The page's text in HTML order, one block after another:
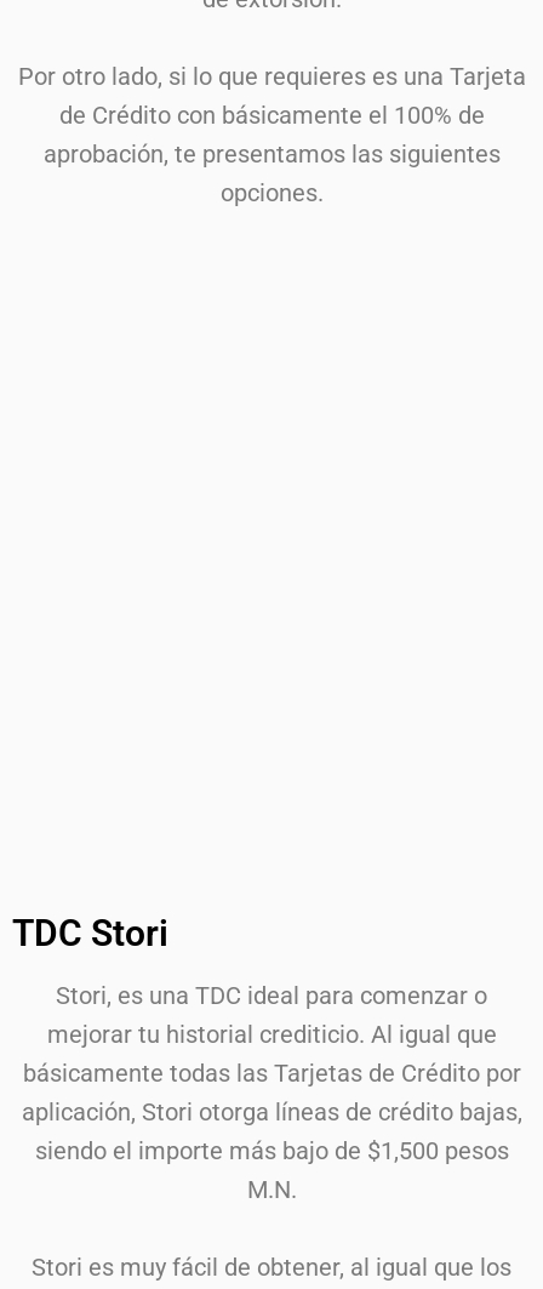
Por otro lado, si lo que requieres es una Tarjeta
de Crédito con básicamente el 100% de
aprobación, te presentamos las siguientes
opciones.
TDC Stori
Stori, es una TDC ideal para comenzar o
mejorar tu historial crediticio. Al igual que
básicamente todas las Tarjetas de Crédito por
aplicación, Stori otorga líneas de crédito bajas,
siendo el importe más bajo de $1,500 pesos
M.N.
Stori es muy fácil de obtener, al igual que los